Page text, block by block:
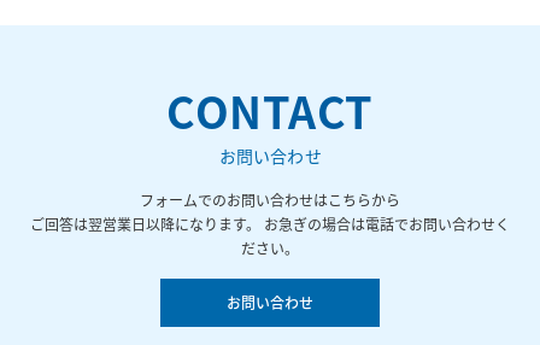
CONTACT
お問い合わせ
フォームでのお問い合わせはこちらから
ご回答は翌営業日以降になります。 お急ぎの場合は電話でお問い合わせく
ださい。
お問い合わせ